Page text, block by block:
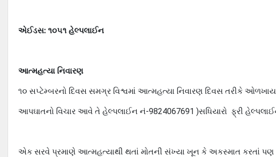
એઈડસ: ૧૦૫૧ હેલ્પલાઈન
આત્મહત્યા નિવારણ
૧૦ સપ્ટેમ્બરનો દિવસ સમગ્ર વિશ્વમાં આત્મહત્યા નિવારણ દિવસ તરીકે
આપઘાતનો વિચાર આવે તે હેલ્પલાઈન નં-9824067691 )સધિયારો ફ્રી
એક સરવે પ્રમાણે આત્મહત્યાથી થતાં મોતની સંખ્યા ખૂન કે અકસ્માત કરતાં